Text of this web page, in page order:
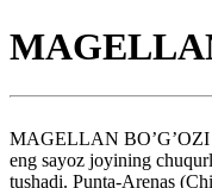
MAGELLAN BO’G’OZI
eng sayoz joyining
tushadi. Punta-Arenas